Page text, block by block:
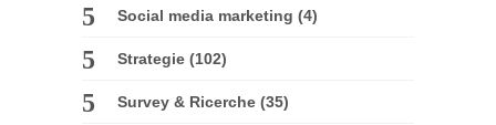
Social media marketing (4)
Strategie (102)
Survey & Ricerche (35)